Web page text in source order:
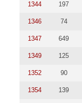
1344 197
1346 74
1347 649
1349 125
1352 90
1354 139